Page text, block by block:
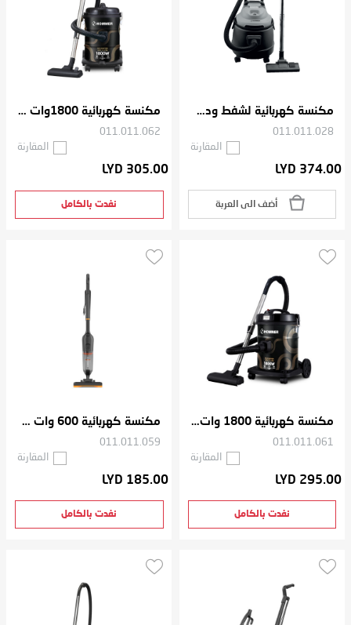
مكنسة كهربائية لشفط ودفع الهواء بسعة 20 لتر و قوة 1800 واط
011.011.028
المقارنة
LYD 374.00
أضف الى العربة
مكنسة كهربائية 1800وات 21 لتر
011.011.062
المقارنة
LYD 305.00
نفدت بالكامل
مكنسة كهربائية 1800 وات 18 لتر
011.011.061
المقارنة
LYD 295.00
نفدت بالكامل
مكنسة كهربائية 600 وات 1.4 لتر
011.011.059
المقارنة
LYD 185.00
نفدت بالكامل